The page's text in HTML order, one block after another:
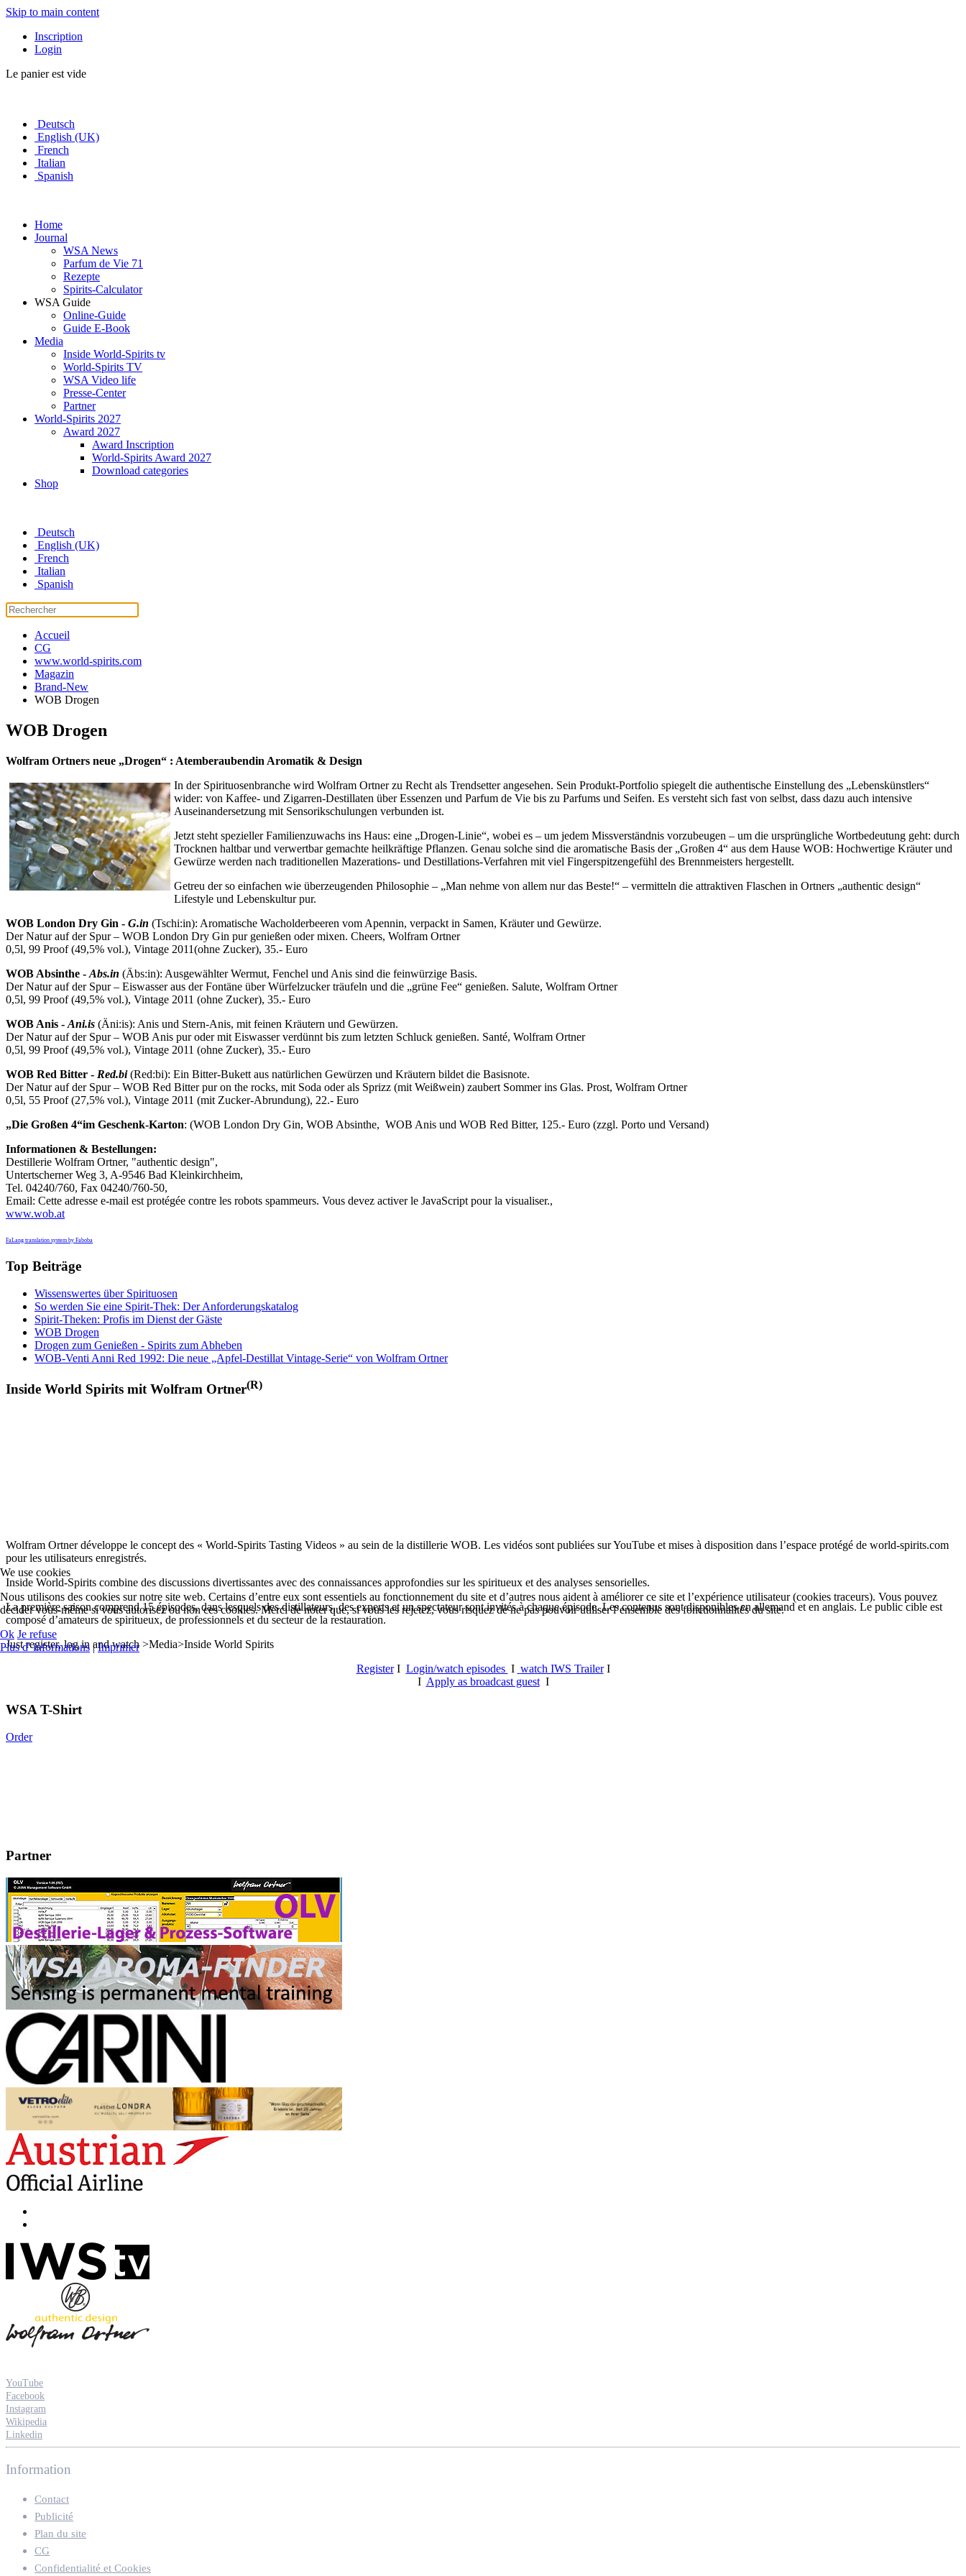
Skip to main content
Inscription
Login
Le panier est vide
Deutsch
English (UK)
French
Italian
Spanish
Home
Journal
WSA News
Parfum de Vie 71
Rezepte
Spirits-Calculator
WSA Guide
Online-Guide
Guide E-Book
Media
Inside World-Spirits tv
World-Spirits TV
WSA Video life
Presse-Center
Partner
World-Spirits 2027
Award 2027
Award Inscription
World-Spirits Award 2027
Download categories
Shop
Deutsch
English (UK)
French
Italian
Spanish
Accueil
CG
www.world-spirits.com
Magazin
Brand-New
WOB Drogen
WOB Drogen
Wolfram Ortners neue „Drogen“ : Atemberaubendin Aromatik & Design
In der Spirituosenbranche wird Wolfram Ortner zu Recht als Trendsetter angesehen. Sein Produkt-Portfolio spiegelt die authentische Einstellung des „Lebenskünstlers“
wider: von Kaffee- und Zigarren-Destillaten über Essenzen und Parfum de Vie bis zu Parfums und Seifen. Es versteht sich fast von selbst, dass dazu auch intensive
Auseinandersetzung mit Sensorikschulungen verbunden ist.
Jetzt steht spezieller Familienzuwachs ins Haus: eine „Drogen-Linie“, wobei es – um jedem Missverständnis vorzubeugen – um die ursprüngliche Wortbedeutung geht: durch
Trocknen haltbar und verwertbar gemachte heilkräftige Pflanzen. Genau solche sind die aromatische Basis der „Großen 4“ aus dem Hause WOB: Hochwertige Kräuter und
Gewürze werden nach traditionellen Mazerations- und Destillations-Verfahren mit viel Fingerspitzengefühl des Brennmeisters hergestellt.
Getreu der so einfachen wie überzeugenden Philosophie – „Man nehme von allem nur das Beste!“ – vermitteln die attraktiven Flaschen in Ortners „authentic design“
Lifestyle und Lebenskultur pur.
WOB London Dry Gin - G.in (Tschi:in): Aromatische Wacholderbeeren vom Apennin, verpackt in Samen, Kräuter und Gewürze.
Der Natur auf der Spur – WOB London Dry Gin pur genießen oder mixen. Cheers, Wolfram Ortner
0,5l, 99 Proof (49,5% vol.), Vintage 2011(ohne Zucker), 35.- Euro
WOB Absinthe - Abs.in (Äbs:in): Ausgewählter Wermut, Fenchel und Anis sind die feinwürzige Basis.
Der Natur auf der Spur – Eiswasser aus der Fontäne über Würfelzucker träufeln und die „grüne Fee“ genießen. Salute, Wolfram Ortner
0,5l, 99 Proof (49,5% vol.), Vintage 2011 (ohne Zucker), 35.- Euro
WOB Anis - Ani.is (Äni:is): Anis und Stern-Anis, mit feinen Kräutern und Gewürzen.
Der Natur auf der Spur – WOB Anis pur oder mit Eiswasser verdünnt bis zum letzten Schluck genießen. Santé, Wolfram Ortner
0,5l, 99 Proof (49,5% vol.), Vintage 2011 (ohne Zucker), 35.- Euro
WOB Red Bitter - Red.bi(Red:bi): Ein Bitter-Bukett aus natürlichen Gewürzen und Kräutern bildet die Basisnote.
Der Natur auf der Spur – WOB Red Bitter pur on the rocks, mit Soda oder als Sprizz (mit Weißwein) zaubert Sommer ins Glas. Prost, Wolfram Ortner
0,5l, 55 Proof (27,5% vol.), Vintage 2011 (mit Zucker-Abrundung), 22.- Euro
„Die Großen 4“im Geschenk-Karton: (WOB London Dry Gin, WOB Absinthe, WOB Anis und WOB Red Bitter, 125.- Euro (zzgl. Porto und Versand)
Informationen & Bestellungen:
Destillerie Wolfram Ortner, "authentic design",
Untertscherner Weg 3, A-9546 Bad Kleinkirchheim,
Tel. 04240/760, Fax 04240/760-50,
Email: Cette adresse e-mail est protégée contre les robots spammeurs. Vous devez activer le JavaScript pour la visualiser.,
www.wob.at
FaLang translation system by Faboba
Top Beiträge
Wissenswertes über Spirituosen
So werden Sie eine Spirit-Thek: Der Anforderungskatalog
Spirit-Theken: Profis im Dienst der Gäste
WOB Drogen
Drogen zum Genießen - Spirits zum Abheben
WOB-Venti Anni Red 1992: Die neue „Apfel-Destillat Vintage-Serie“ von Wolfram Ortner
Inside World Spirits mit Wolfram Ortner(R)
Wolfram Ortner développe le concept des « World-Spirits Tasting Videos » au sein de la distillerie WOB. Les vidéos sont publiées sur YouTube et mises à disposition dans l’espace protégé de world-spirits.com
pour les utilisateurs enregistrés.
Inside World-Spirits combine des discussions divertissantes avec des connaissances approfondies sur les spiritueux et des analyses sensorielles.
La première saison comprend 15 épisodes, dans lesquels des distillateurs, des experts et un spectateur sont invités à chaque épisode. Les contenus sont disponibles en allemand et en anglais. Le public cible est
composé d’amateurs de spiritueux, de professionnels et du secteur de la restauration.
Just register, log in and watch >Media>Inside World Spirits
RegisterI Login/watch episodes I watch IWS TrailerI
I Apply as broadcast guestI
WSA T-Shirt
Order
Partner
YouTube
Facebook
Instagram
Wikipedia
Linkedin
Information
Contact
Publicité
Plan du site
CG
Confidentialité et Cookies
We use cookies
Nous utilisons des cookies sur notre site web. Certains d’entre eux sont essentiels au fonctionnement du site et d’autres nous aident à améliorer ce site et l’expérience utilisateur (cookies traceurs). Vous pouvez
décider vous-même si vous autorisez ou non ces cookies. Merci de noter que, si vous les rejetez, vous risquez de ne pas pouvoir utiliser l’ensemble des fonctionnalités du site.
Ok Je refuse
Plus d' informations |Imprimer